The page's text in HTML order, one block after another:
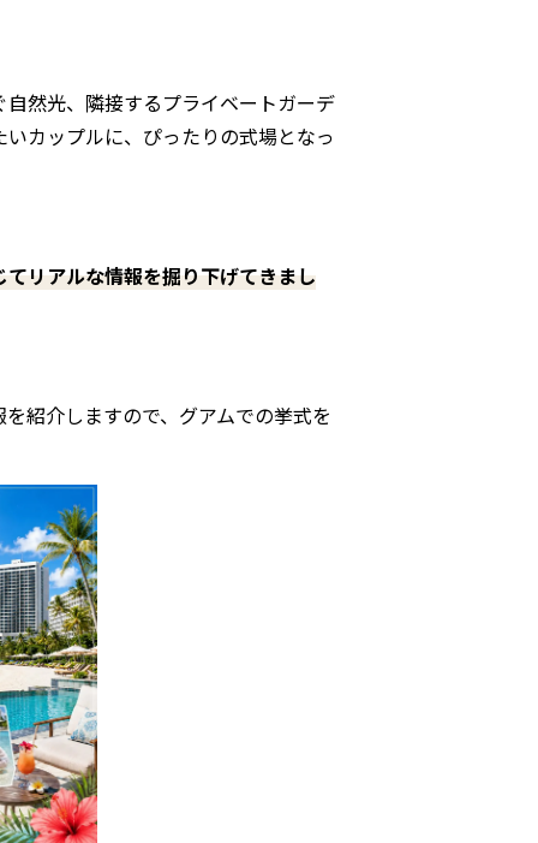
然光、隣接するプライベートガーデ
カップルに、ぴったりの式場となっ
リアルな情報を掘り下げてきまし
紹介しますので、グアムでの挙式を